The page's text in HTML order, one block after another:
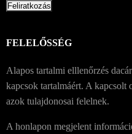
FELELŐSSÉG
Alapos tartalmi elllenőrzés
kapcsok tartalmáért. A kapcsolt
azok tulajdonosai felelnek.
A honlapon megjelent